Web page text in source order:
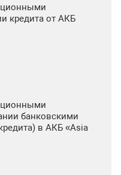
кредита от АКБ
банковскими
в АКБ «Asia